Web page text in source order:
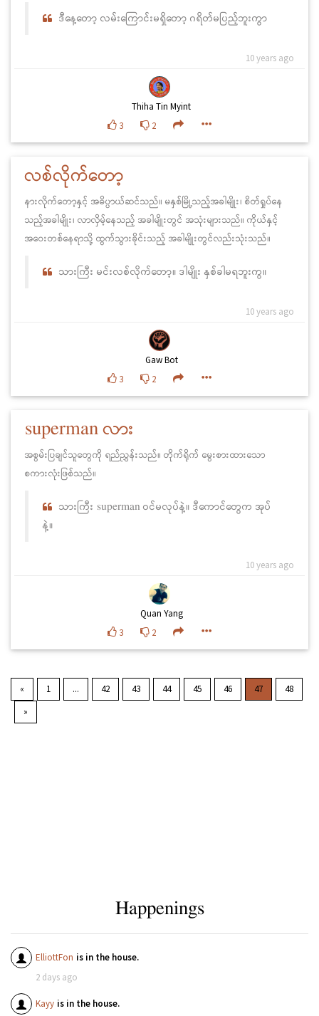
ဒီနေ့တော့ လမ်းကြောင်းမရှိတော့ ဂရိတ်မပြည့်ဘူးကွာ
10 years ago
Thiha Tin Myint
3
2
လစ်လိုက်တော့
နားလိုက်တော့နှင့် အဓိပ္ပာယ်ဆင်သည်။ မနှစ်မြို့သည့်အခါမျိုး၊ စိတ်ရှုပ်နေ
သည့်အခါမျိုး၊ လာလှိမ့်နေသည့် အခါမျိုးတွင် အသုံးများသည်။ ကိုယ်နှင့်
အဝေးတစ်နေရာသို့ ထွက်သွားခိုင်းသည့် အခါမျိုးတွင်လည်းသုံးသည်။
သားကြီး မင်းလစ်လိုက်တော့။ ဒါမျိုး နှစ်ခါမရဘူးကွ။
10 years ago
Gaw Bot
3
2
superman လား
အစွမ်းပြချင်သူတွေကို ရည်ညွှန်းသည်။ တိုက်ရိုက် မွေးစားထားသော
စကားလုံးဖြစ်သည်။
သားကြီး superman ဝင်မလုပ်နဲ့။ ဒီကောင်တွေက အုပ်
နဲ့။
10 years ago
Quan Yang
3
2
« 1 ... 42 43 44 45 46 47
48
»
Happenings
ElliottFon is in the house.
2 days ago
Kayy is in the house.